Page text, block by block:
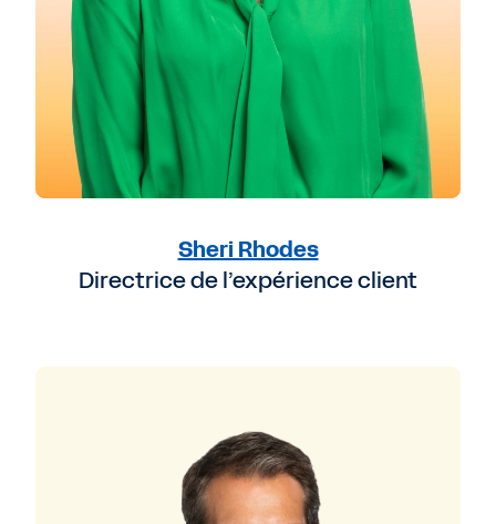
Sheri Rhodes
Directrice de l’expérience client